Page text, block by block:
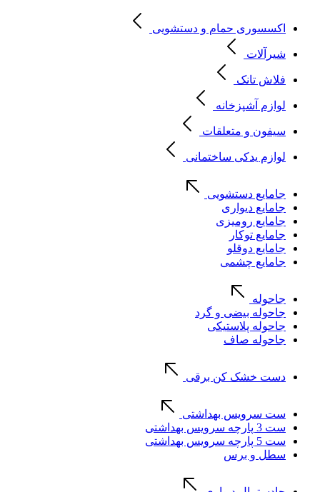
اکسسوری حمام و دستشویی
شیرآلات
فلاش تانک
لوازم آشپزخانه
سیفون و متعلقات
لوازم یدکی ساختمانی
جامایع دستشویی
جامایع دیواری
جامایع رومیزی
جامایع توکار
جامایع دوقلو
جامایع چشمی
جاحوله
جاحوله بیضی و گرد
جاحوله پلاستیکی
جاحوله صاف
دست خشک کن برقی
ست سرویس بهداشتی
ست 3 پارچه سرویس بهداشتی
ست 5 پارچه سرویس بهداشتی
سطل و برس